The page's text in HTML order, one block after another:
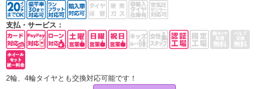
支払・サービス：
2輪、4輪タイヤとも交換対応可能です！